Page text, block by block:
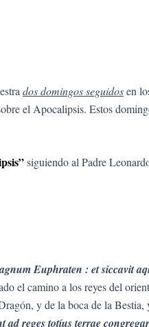
dos domingos seguidosen
el Apocalipsis. Estos
siguiendo al Padre
Euphraten : et siccavit
el camino a los reyes del
y de la boca de la Bestia,
reges totíus terrae